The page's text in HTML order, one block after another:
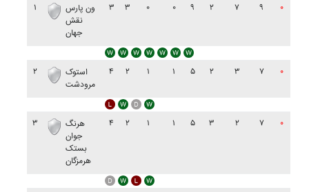
۱
ون پارس
نقش
جهان
۳ ۳ ۰ ۰ ۹ ۲ ۷ ۹ ۰
۲
استوک
مرودشت
۴ ۲ ۱ ۱ ۵ ۲ ۳ ۷ ۰
۳
هرنگ
جوان
بستک
هرمزگان
۴ ۲ ۱ ۱ ۵ ۳ ۲ ۷ ۰